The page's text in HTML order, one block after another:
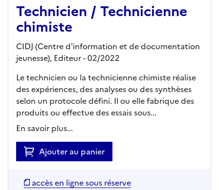
Technicien / Technicienne
chimiste
CIDJ (Centre d'information et de documentation
jeunesse), Editeur- 02/2022
Le technicien ou la technicienne chimiste réalise
des expériences, des analyses ou des synthèses
selon un protocole défini. Il ou elle fabrique des
produits ou effectue des essais sous...
En savoir plus...
Ajouter au panier
accès en ligne sous réserve